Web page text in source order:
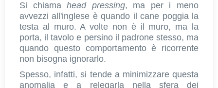
Si chiamahead pressing, ma per i meno
avvezzi all'inglese è quando il cane poggia la
testa al muro. A volte non è il muro, ma la
porta, il tavolo e persino il padrone stesso, ma
quando questo comportamento è ricorrente
non bisogna ignorarlo.
Spesso, infatti, si tende a minimizzare questa
anomalia e a relegarla nella sfera dei